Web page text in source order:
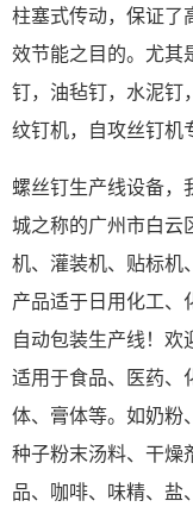
柱塞式传动，保证了
效节能之目的。尤其
钉，油毡钉，水泥钉
纹钉机，自攻丝钉机
螺丝钉生产线设备，
城之称的广州市白云
机、灌装机、贴标机
产品适于日用化工、
自动包装生产线！
适用于食品、医药、
体、膏体等。如奶粉
种子粉末汤料、干燥
品、咖啡、味精、盐